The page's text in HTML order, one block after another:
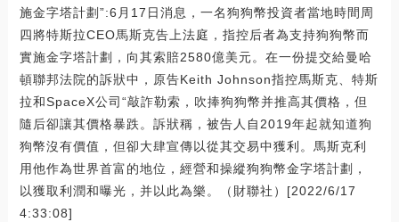
施金字塔計劃”:6月17日消息，一名狗狗幣投資者當地時間周
四將特斯拉CEO馬斯克告上法庭，指控后者為支持狗狗幣而
實施金字塔計劃，向其索賠2580億美元。在一份提交給曼哈
頓聯邦法院的訴狀中，原告Keith Johnson指控馬斯克、特斯
拉和SpaceX公司“敲詐勒索，吹捧狗狗幣并推高其價格，但
隨后卻讓其價格暴跌。訴狀稱，被告人自2019年起就知道狗
狗幣沒有價值，但卻大肆宣傳以從其交易中獲利。馬斯克利
用他作為世界首富的地位，經營和操縱狗狗幣金字塔計劃，
以獲取利潤和曝光，并以此為樂。（財聯社）[2022/6/17
4:33:08]